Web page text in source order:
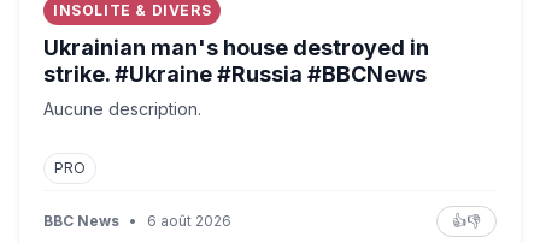
INSOLITE & DIVERS
Ukrainian man's house destroyed in
strike. #Ukraine #Russia #BBCNews
Aucune description.
PRO
BBC News • 6 août 2026 👍👎